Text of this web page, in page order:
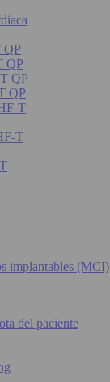
QP
QP
QP
QP
T
T
implantables (MCI)
del paciente